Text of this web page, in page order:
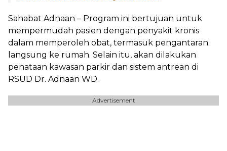
Sahabat Adnaan – Program ini bertujuan untuk
mempermudah pasien dengan penyakit kronis
dalam memperoleh obat, termasuk pengantaran
langsung ke rumah. Selain itu, akan dilakukan
penataan kawasan parkir dan sistem antrean di
RSUD Dr. Adnaan WD.
Advertisement